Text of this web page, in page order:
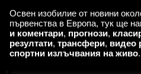
Освен изобилие от новини
първенства в Европа, тук ще
и коментари, прогнози,
резултати, трансфери, видео
спортни излъчвания на живо.